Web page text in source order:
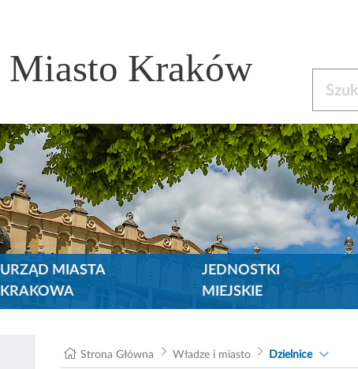
Miasto Kraków
URZĄD MIASTA
KRAKOWA
JEDNOSTKI
MIEJSKIE
Strona Główna Władze i miasto Dzielnice